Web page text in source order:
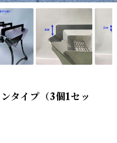
タイプ（3個1セッ